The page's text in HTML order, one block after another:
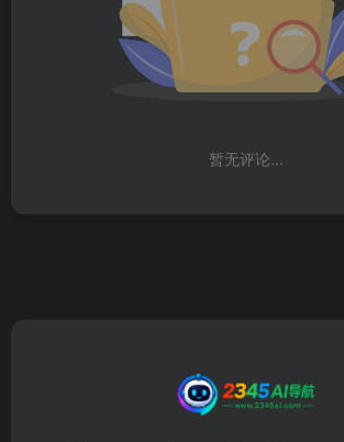
暂无评论...